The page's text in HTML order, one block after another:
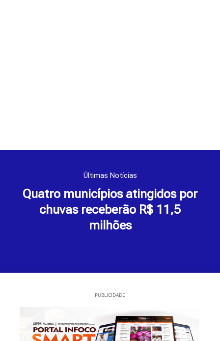
Últimas Notícias
Quatro municípios atingidos por
chuvas receberão R$ 11,5
milhões
PUBLICIDADE